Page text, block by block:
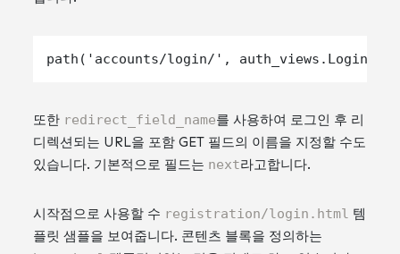
또한 redirect_field_name를 사용하여 로그인 후 리
디렉션되는 URL을 포함 GET 필드의 이름을 지정할 수도
있습니다. 기본적으로 필드는 next라고합니다.
시작점으로 사용할 수 registration/login.html 템
플릿 샘플을 보여줍니다. 콘텐츠 블록을 정의하는